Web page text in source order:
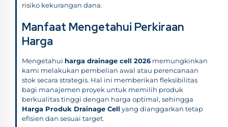
risiko kekurangan dana.
Manfaat Mengetahui Perkiraan
Harga
Mengetahui harga drainage cell 2026 memungkinkan
kami melakukan pembelian awal atau perencanaan
stok secara strategis. Hal ini memberikan fleksibilitas
bagi manajemen proyek untuk memilih produk
berkualitas tinggi dengan harga optimal, sehingga
Harga Produk Drainage Cell yang dianggarkan tetap
efisien dan sesuai target.